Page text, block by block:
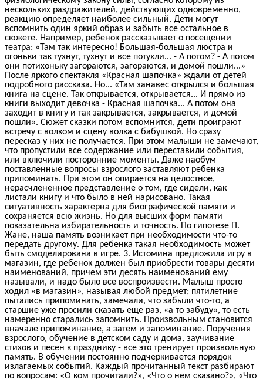
нескольких раздражителей, действующих одновременно,
реакцию определяет наиболее сильный. Дети могут
вспомнить один яркий образ и забыть все остальное в
сюжете. Например, ребенок рассказывает о посещении
театра: «Там так интересно! Большая-большая люстра и
огоньки так тухнут, тухнут и все потухли... - А потом? - А потом
они потихоньку загораются, загораются, и домой пошли...»
После яркого спектакля «Красная шапочка» ждали от детей
подробного рассказа. Но... «Там занавес открылся и большая
книга на сцене. Так открывается, открывается... И прямо из
книги выходит девочка - Красная шапочка... А потом она
заходит в книгу и так закрывается, закрывается, и домой
пошли». Сюжет сказки потом вспомнится, дети проиграют
встречу с волком и сцену волка с бабушкой. Но сразу
пересказ у них не получается. При этом малыши не замечают,
что пропустили все содержание или переставили события,
или включили посторонние моменты. Даже наобум
поставленные вопросы взрослого заставляют ребенка
припоминать. При этом он опирается на целостное,
нерасчлененное представление о том, где сидели, как
листали книгу и что было в ней нарисовано. Такая
ситуативность характерна для биографической памяти и
сохраняется всю жизнь. Но для высших форм памяти
показательна избирательность и точность. По гипотезе П.
Жане, наша память возникает при необходимости что-то
передать другому. Для ребенка такая необходимость может
быть смоделирована в игре. 3. Истомина предложила игру в
магазин, где ребенок должен был приобрести товары десяти
наименований, причем эти десять наименований ему
называли, и надо было все воспроизвести. Малыш просто
ходил «в магазин», называя любой предмет; пятилетние
пытались припоминать, замечали, что забыли что-то, а
старшие уже просили сказать еще раз, «а то забуду», то есть
намеренно старались запомнить. Произвольным становится
вначале припоминание, а затем и запоминание. Поручения
взрослого, обучение в детском саду и дома, заучивание
стихов и песен к празднику - все это тренирует произвольную
память. В обучении постоянно подчеркивается порядок
излагаемых событий. Каждый прочитанный текст разбирают
по вопросам: «О ком прочитали?», «Что о нем сказано?», «Что